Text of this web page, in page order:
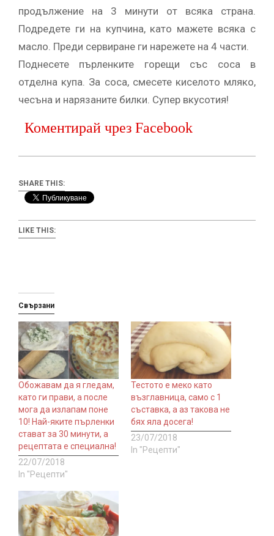
продължение на 3 минути от всяка страна.
Подредете ги на купчина, като мажете всяка с
масло. Преди сервиране ги нарежете на 4 части.
Поднесете пърленките горещи със соса в
отделна купа. За соса, смесете киселото мляко,
чесъна и нарязаните билки. Супер вкусотия!
Коментирай чрез Facebook
SHARE THIS:
LIKE THIS:
Свързани
Обожавам да я гледам,
като ги прави, а после
мога да излапам поне
10! Най-яките пърленки
стават за 30 минути, а
рецептата е специална!
22/07/2018
In "Рецепти"
Тестото е меко като
възглавница, само с 1
съставка, а аз такова не
бях яла досега!
23/07/2018
In "Рецепти"